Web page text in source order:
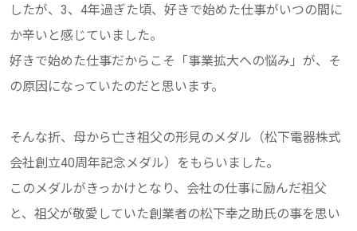
したが、3、4年過ぎた頃、好きで始めた仕事がいつの間に
か辛いと感じていました。
好きで始めた仕事だからこそ「事業拡大への悩み」が、そ
の原因になっていたのだと思います。
そんな折、母から亡き祖父の形見のメダル（松下電器株式
会社創立40周年記念メダル）をもらいました。
このメダルがきっかけとなり、会社の仕事に励んだ祖父
と、祖父が敬愛していた創業者の松下幸之助氏の事を思い